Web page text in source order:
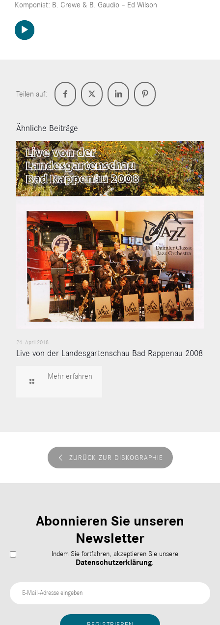
Komponist: B. Crewe & B. Gaudio – Ed Wilson
Audio-
Player
Teilen auf:
Ähnliche Beiträge
24. April 2018
Live von der Landesgartenschau Bad Rappenau 2008
Mehr erfahren
ZURÜCK ZUR DISKOGRAPHIE
Abonnieren Sie unseren
Newsletter
Indem Sie fortfahren, akzeptieren Sie unsere
Datenschutzerklärung.